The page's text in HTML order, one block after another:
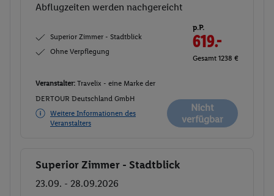
Abflugzeiten werden nachgereicht
Superior Zimmer - Stadtblick
Ohne Verpflegung
p.P.
619.-
Gesamt 1238 €
Veranstalter: Travelix - eine Marke der
DERTOUR Deutschland GmbH
Weitere Informationen des
Veranstalters
Nicht
verfügbar
Buchen
Superior Zimmer - Stadtblick
23.09. - 28.09.2026